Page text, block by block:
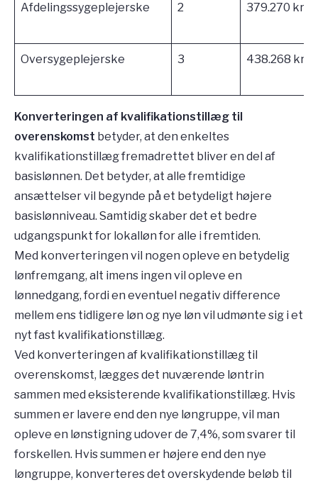
Afdelingssygeplejerske 2 379.270 kr.
Oversygeplejerske 3 438.268 kr.
Konverteringen af kvalifikationstillæg til
overenskomst betyder, at den enkeltes
kvalifikationstillæg fremadrettet bliver en del af
basislønnen. Det betyder, at alle fremtidige
ansættelser vil begynde på et betydeligt højere
basislønniveau. Samtidig skaber det et bedre
udgangspunkt for lokalløn for alle i fremtiden.
Med konverteringen vil nogen opleve en betydelig
lønfremgang, alt imens ingen vil opleve en
lønnedgang, fordi en eventuel negativ difference
mellem ens tidligere løn og nye løn vil udmønte sig i et
nyt fast kvalifikationstillæg.
Ved konverteringen af kvalifikationstillæg til
overenskomst, lægges det nuværende løntrin
sammen med eksisterende kvalifikationstillæg. Hvis
summen er lavere end den nye løngruppe, vil man
opleve en lønstigning udover de 7,4%, som svarer til
forskellen. Hvis summen er højere end den nye
løngruppe, konverteres det overskydende beløb til